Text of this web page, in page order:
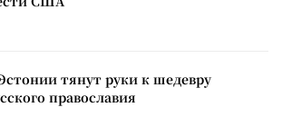
тянут руки к шедевру
православия